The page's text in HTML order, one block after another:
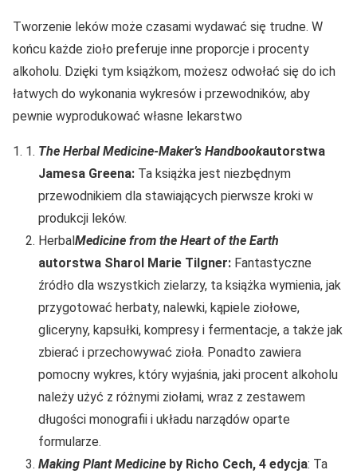
Tworzenie leków może czasami wydawać się trudne. W
końcu każde zioło preferuje inne proporcje i procenty
alkoholu. Dzięki tym książkom, możesz odwołać się do ich
łatwych do wykonania wykresów i przewodników, aby
pewnie wyprodukować własne lekarstwo
The Herbal Medicine-Maker’s Handbookautorstwa
Jamesa Greena: Ta książka jest niezbędnym
przewodnikiem dla stawiających pierwsze kroki w
produkcji leków.
HerbalMedicine from the Heart of the Earth
autorstwa Sharol Marie Tilgner: Fantastyczne
źródło dla wszystkich zielarzy, ta książka wymienia, jak
przygotować herbaty, nalewki, kąpiele ziołowe,
gliceryny, kapsułki, kompresy i fermentacje, a także jak
zbierać i przechowywać zioła. Ponadto zawiera
pomocny wykres, który wyjaśnia, jaki procent alkoholu
należy użyć z różnymi ziołami, wraz z zestawem
długości monografii i układu narządów oparte
formularze.
Making Plant Medicine by Richo Cech, 4 edycja: Ta